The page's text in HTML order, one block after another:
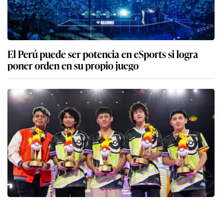
El Perú puede ser potencia en eSports si logra
poner orden en su propio juego